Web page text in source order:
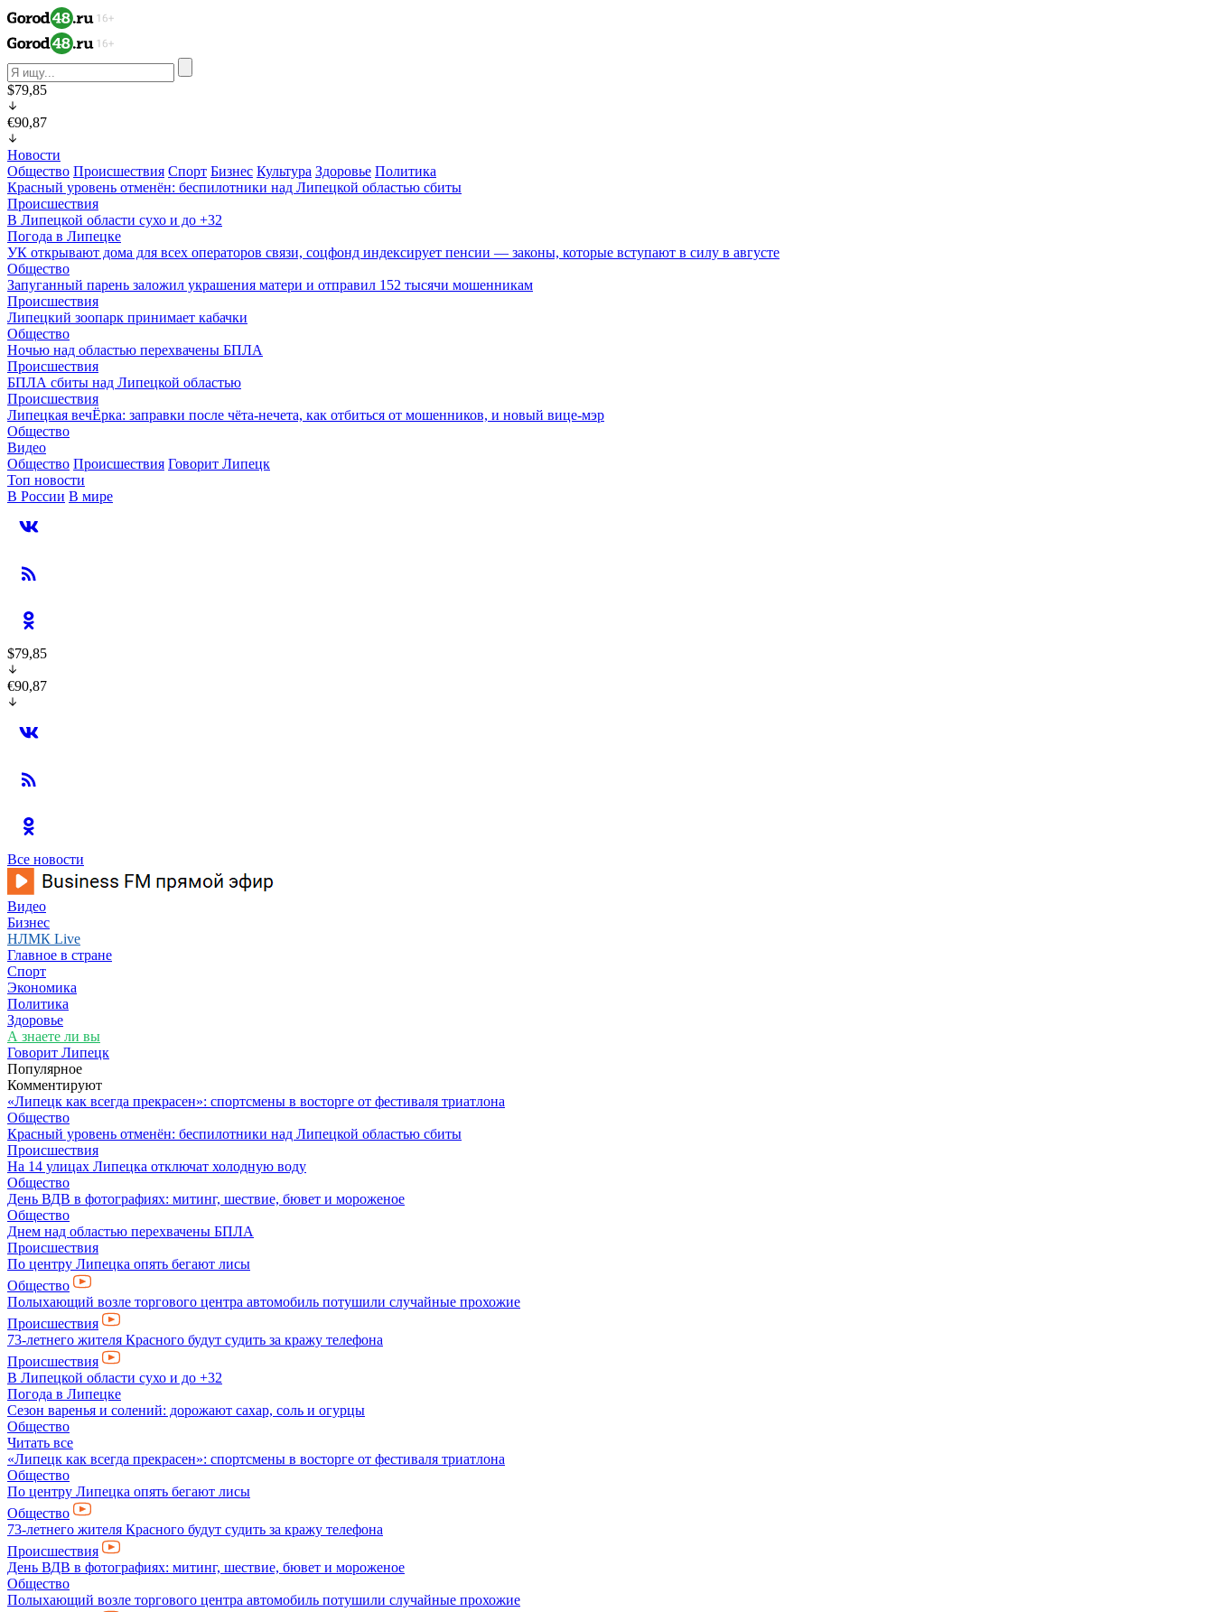
$79,85
€90,87
Новости
Общество Происшествия Спорт Бизнес Культура Здоровье Политика
Красный уровень отменён: беспилотники над Липецкой областью сбиты
Происшествия
В Липецкой области сухо и до +32
Погода в Липецке
УК открывают дома для всех операторов связи, соцфонд индексирует пенсии — законы, которые вступают в силу в августе
Общество
Запуганный парень заложил украшения матери и отправил 152 тысячи мошенникам
Происшествия
Липецкий зоопарк принимает кабачки
Общество
Ночью над областью перехвачены БПЛА
Происшествия
БПЛА сбиты над Липецкой областью
Происшествия
Липецкая вечЁрка: заправки после чёта-нечета, как отбиться от мошенников, и новый вице-мэр
Общество
Видео
Общество Происшествия Говорит Липецк
Топ новости
В России В мире
$79,85
€90,87
Все новости
Видео
Бизнес
НЛМК Live
Главное в стране
Спорт
Экономика
Политика
Здоровье
А знаете ли вы
Говорит Липецк
Популярное
Комментируют
«Липецк как всегда прекрасен»: спортсмены в восторге от фестиваля триатлона
Общество
Красный уровень отменён: беспилотники над Липецкой областью сбиты
Происшествия
На 14 улицах Липецка отключат холодную воду
Общество
День ВДВ в фотографиях: митинг, шествие, бювет и мороженое
Общество
Днем над областью перехвачены БПЛА
Происшествия
По центру Липецка опять бегают лисы
Общество
Полыхающий возле торгового центра автомобиль потушили случайные прохожие
Происшествия
73-летнего жителя Красного будут судить за кражу телефона
Происшествия
В Липецкой области сухо и до +32
Погода в Липецке
Сезон варенья и солений: дорожают сахар, соль и огурцы
Общество
Читать все
«Липецк как всегда прекрасен»: спортсмены в восторге от фестиваля триатлона
Общество
По центру Липецка опять бегают лисы
Общество
73-летнего жителя Красного будут судить за кражу телефона
Происшествия
День ВДВ в фотографиях: митинг, шествие, бювет и мороженое
Общество
Полыхающий возле торгового центра автомобиль потушили случайные прохожие